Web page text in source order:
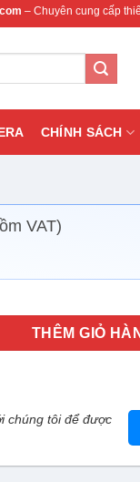
cung cấp thiết bị mạng &
CHÍNH SÁCH
VAT)
(6-0219590-2)
THÊM GIỎ
chúng tôi để được